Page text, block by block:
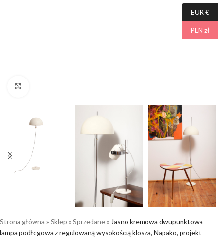
Strona główna » Sklep » Sprzedane» Jasno kremowa dwupunktowa
lampa podłogowa z regulowaną wysokością klosza, Napako, projekt
EUR €
PLN zł